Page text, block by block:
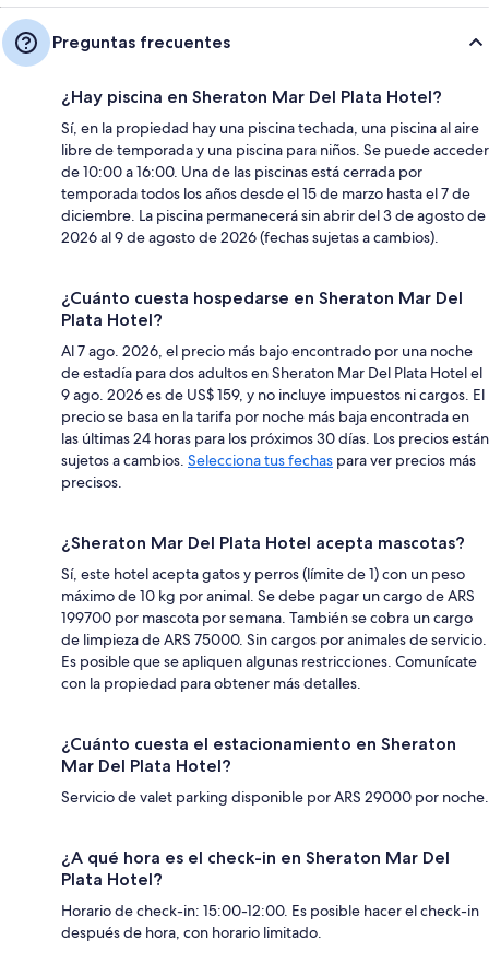
Preguntas frecuentes
¿Hay piscina en Sheraton Mar Del Plata Hotel?
Sí, en la propiedad hay una piscina techada, una piscina al aire
libre de temporada y una piscina para niños. Se puede acceder
de 10:00 a 16:00. Una de las piscinas está cerrada por
temporada todos los años desde el 15 de marzo hasta el 7 de
diciembre. La piscina permanecerá sin abrir del 3 de agosto de
2026 al 9 de agosto de 2026 (fechas sujetas a cambios).
¿Cuánto cuesta hospedarse en Sheraton Mar Del
Plata Hotel?
Al 7 ago. 2026, el precio más bajo encontrado por una noche
de estadía para dos adultos en Sheraton Mar Del Plata Hotel el
9 ago. 2026 es de US$ 159, y no incluye impuestos ni cargos. El
precio se basa en la tarifa por noche más baja encontrada en
las últimas 24 horas para los próximos 30 días. Los precios están
sujetos a cambios. Selecciona tus fechas para ver precios más
precisos.
¿Sheraton Mar Del Plata Hotel acepta mascotas?
Sí, este hotel acepta gatos y perros (límite de 1) con un peso
máximo de 10 kg por animal. Se debe pagar un cargo de ARS
199700 por mascota por semana. También se cobra un cargo
de limpieza de ARS 75000. Sin cargos por animales de servicio.
Es posible que se apliquen algunas restricciones. Comunícate
con la propiedad para obtener más detalles.
¿Cuánto cuesta el estacionamiento en Sheraton
Mar Del Plata Hotel?
Servicio de valet parking disponible por ARS 29000 por noche.
¿A qué hora es el check-in en Sheraton Mar Del
Plata Hotel?
Horario de check-in: 15:00-12:00. Es posible hacer el check-in
después de hora, con horario limitado.